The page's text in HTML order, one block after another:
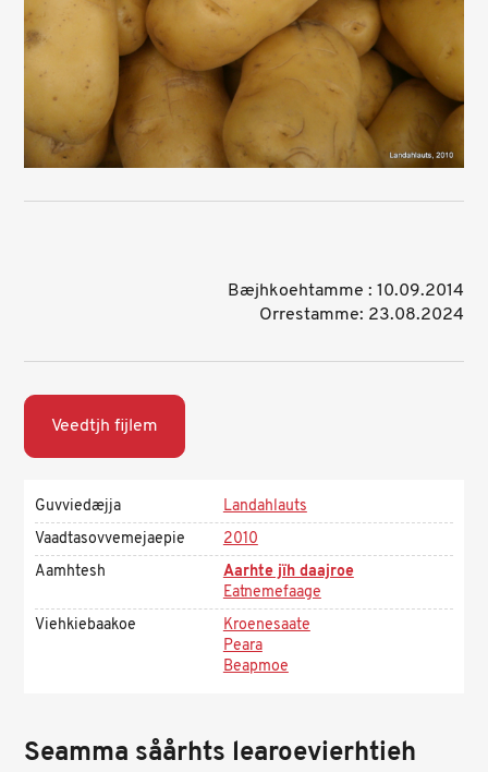
Bæjhkoehtamme : 10.09.2014
Orrestamme: 23.08.2024
Veedtjh fijlem
Guvviedæjja
Landahlauts
Vaadtasovvemejaepie
2010
Aamhtesh
Aarhte jïh daajroe
Eatnemefaage
Viehkiebaakoe
Kroenesaate
Peara
Beapmoe
Seamma såårhts learoevierhtieh